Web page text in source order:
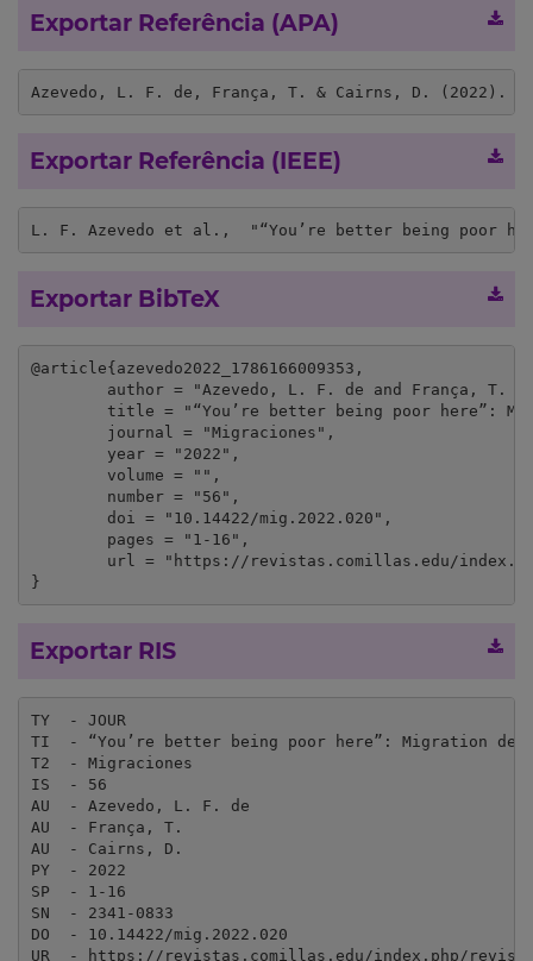
Exportar Referência (APA)
Azevedo, L. F. de, França, T. & Cairns, D. (2022).
Exportar Referência (IEEE)
L. F. Azevedo et al.,  "“You’re better being poor
Exportar BibTeX
@article{azevedo2022_1786166009353,
}
Exportar RIS
TY  - JOUR
TI  - “You’re better being poor here”: Migration
T2  - Migraciones
IS  - 56
AU  - Azevedo, L. F. de
AU  - França, T.
AU  - Cairns, D.
PY  - 2022
SP  - 1-16
SN  - 2341-0833
DO  - 10.14422/mig.2022.020
UR  - https://revistas.comillas.edu/index.php/